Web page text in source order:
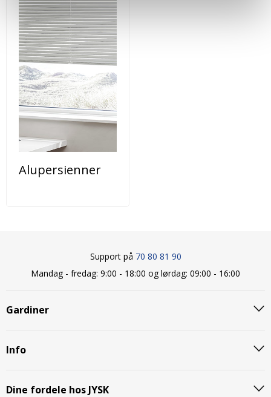
Alupersienner
Support på 70 80 81 90
Mandag - fredag: 9:00 - 18:00 og lørdag: 09:00 - 16:00
Gardiner
Info
Dine fordele hos JYSK